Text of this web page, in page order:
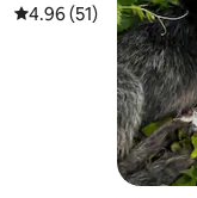
平均评分 4.96 分（满
4.96 (51)